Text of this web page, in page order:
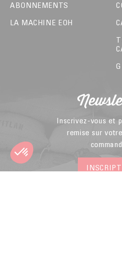
ABONNEMENTS
LA MACHINE EOH
Inscrivez-vous et
remise sur